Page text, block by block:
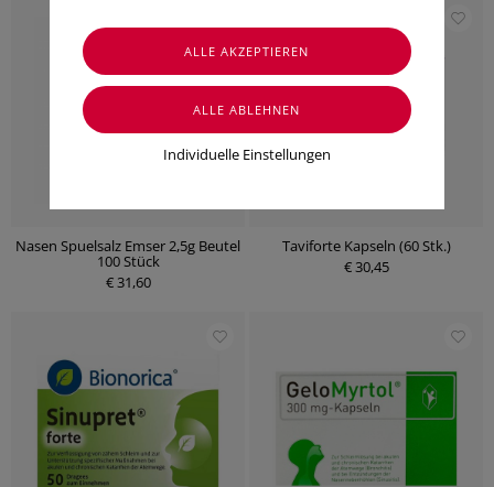
Nasen Spuelsalz Emser 2,5g Beutel
100 Stück
€ 31,60
Taviforte Kapseln (60 Stk.)
€ 30,45
Individuelle Einstellungen